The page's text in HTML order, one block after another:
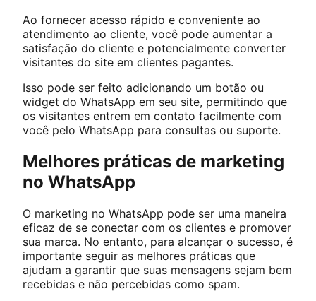
Ao fornecer acesso rápido e conveniente ao
atendimento ao cliente, você pode aumentar a
satisfação do cliente e potencialmente converter
visitantes do site em clientes pagantes.
Isso pode ser feito adicionando um botão ou
widget do WhatsApp em seu site, permitindo que
os visitantes entrem em contato facilmente com
você pelo WhatsApp para consultas ou suporte.
Melhores práticas de marketing
no WhatsApp
O marketing no WhatsApp pode ser uma maneira
eficaz de se conectar com os clientes e promover
sua marca. No entanto, para alcançar o sucesso, é
importante seguir as melhores práticas que
ajudam a garantir que suas mensagens sejam bem
recebidas e não percebidas como spam.